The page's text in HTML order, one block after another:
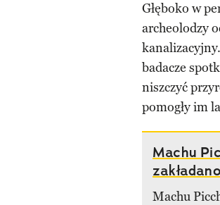
Głęboko w
archeolodzy
badacze
niszczyć
pomogły im
Machu
Machu